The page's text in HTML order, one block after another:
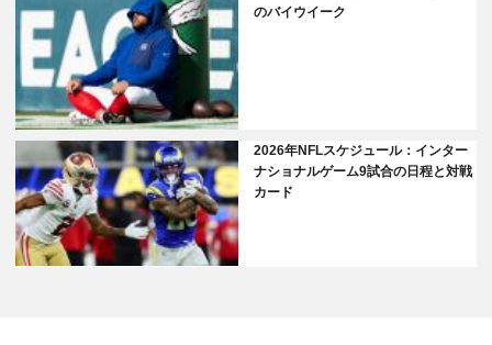
のバイウイーク
2026年NFLスケジュール：インター
ナショナルゲーム9試合の日程と対戦
カード